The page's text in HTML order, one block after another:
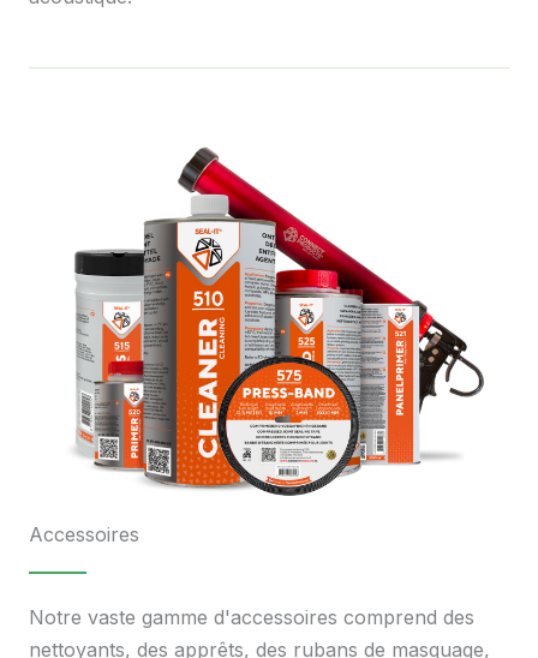
Accessoires
Notre vaste gamme d'accessoires comprend des
nettoyants, des apprêts, des rubans de masquage,